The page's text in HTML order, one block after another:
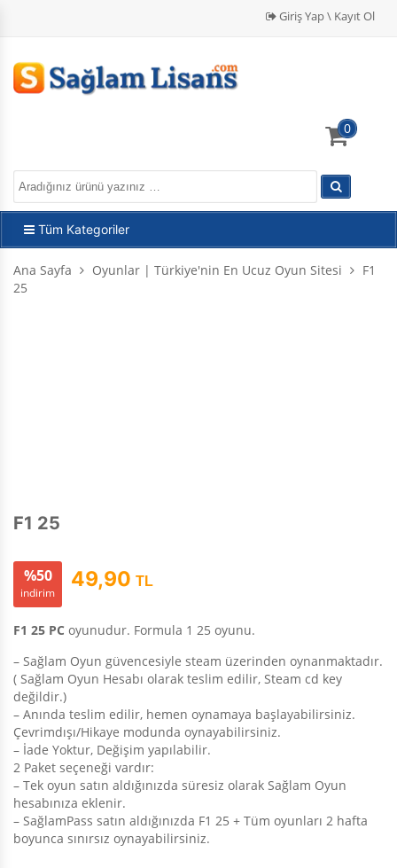
Giriş Yap \ Kayıt Ol
0
Tüm Kategoriler
Ana Sayfa Oyunlar | Türkiye'nin En Ucuz Oyun Sitesi
F1
25
F1 25
%50
indirim
49,90 TL
F1 25 PC oyunudur. Formula 1 25 oyunu.
– Sağlam Oyun güvencesiyle steam üzerinden oynanmaktadır.
( Sağlam Oyun Hesabı olarak teslim edilir, Steam cd key
değildir.)
– Anında teslim edilir, hemen oynamaya başlayabilirsiniz.
Çevrimdışı/Hikaye modunda oynayabilirsiniz.
– İade Yoktur, Değişim yapılabilir.
2 Paket seçeneği vardır:
– Tek oyun satın aldığınızda süresiz olarak Sağlam Oyun
hesabınıza eklenir.
– SağlamPass satın aldığınızda F1 25 + Tüm oyunları 2 hafta
boyunca sınırsız oynayabilirsiniz.